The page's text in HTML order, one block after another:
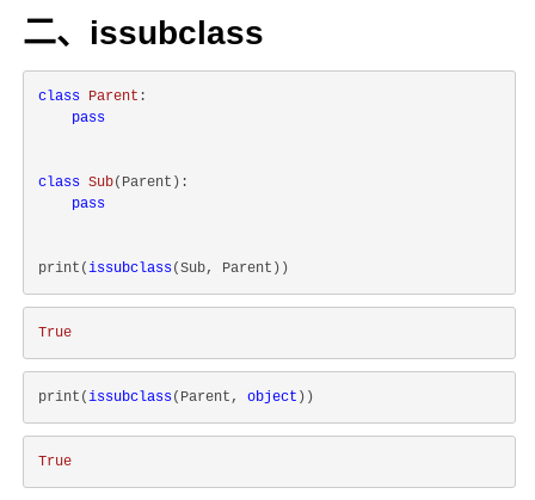
二、issubclass
class Parent :
pass
class Sub( Parent ):
pass
print(issubclass
True
print(issubclass(Parent, object
True